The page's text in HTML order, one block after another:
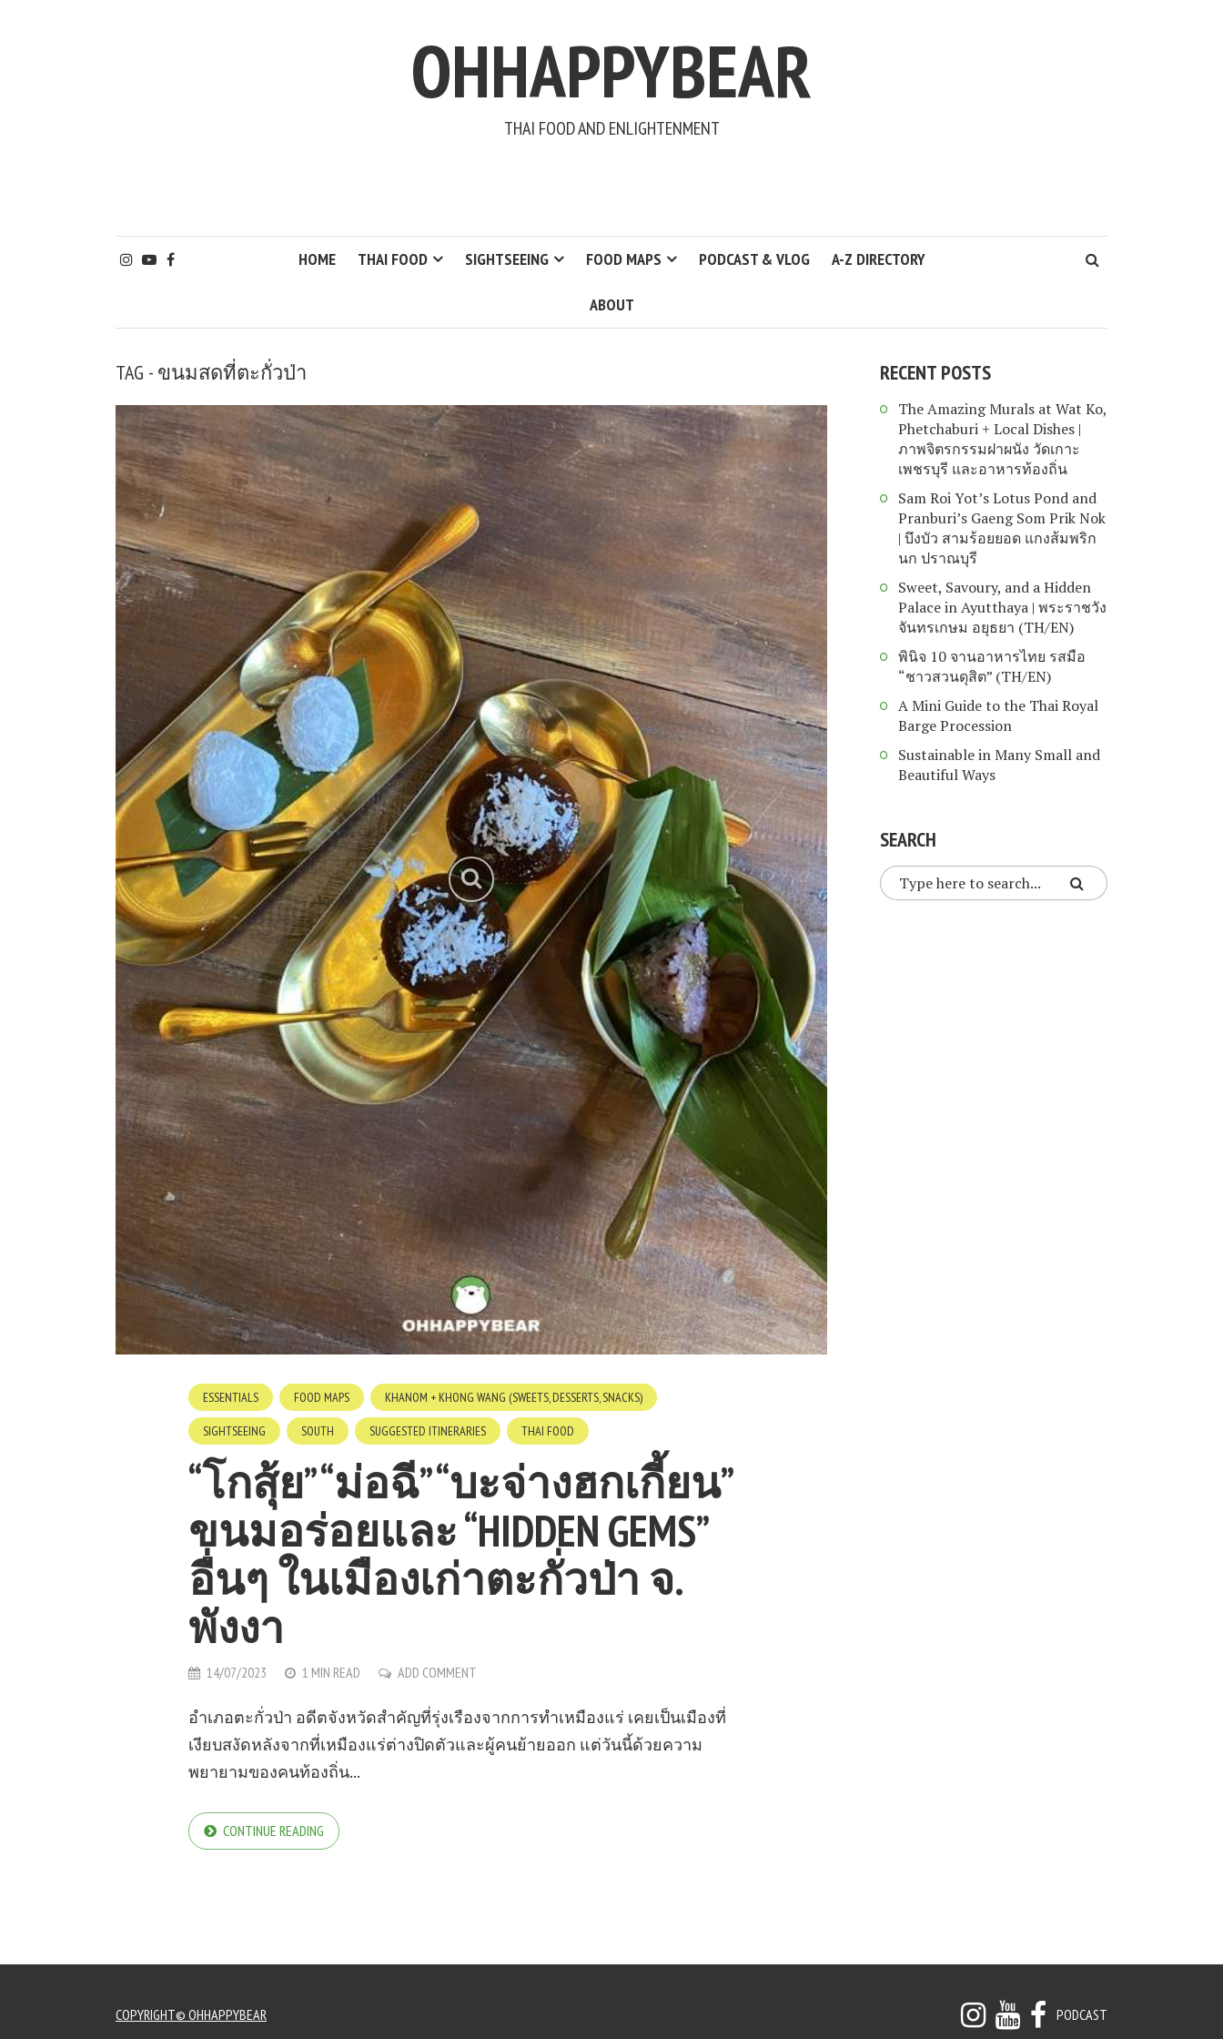
OHHAPPYBEAR
THAI FOOD AND ENLIGHTENMENT
HOME THAI FOOD SIGHTSEEING FOOD MAPS PODCAST & VLOG A-Z DIRECTORY
ABOUT
TAG - ขนมสดที่ตะกั่วป่า
ESSENTIALS FOOD MAPS KHANOM + KHONG WANG (SWEETS, DESSERTS, SNACKS)
SIGHTSEEING SOUTH SUGGESTED ITINERARIES THAI FOOD
“โกสุ้ย” “ม่อฉี” “บะจ่างฮกเกี้ยน”
ขนมอร่อยและ “HIDDEN GEMS”
อื่นๆ ในเมืองเก่าตะกั่วป่า จ.
พังงา
14/07/2023 1 MIN READ ADD COMMENT
อำเภอตะกั่วป่า อดีตจังหวัดสำคัญที่รุ่งเรืองจากการทำเหมืองแร่ เคยเป็นเมืองที่
เงียบสงัดหลังจากที่เหมืองแร่ต่างปิดตัวและผู้คนย้ายออก แต่วันนี้ด้วยความ
พยายามของคนท้องถิ่น...
CONTINUE READING
RECENT POSTS
The Amazing Murals at Wat Ko,
Phetchaburi + Local Dishes |
ภาพจิตรกรรมฝาผนัง วัดเกาะ
เพชรบุรี และอาหารท้องถิ่น
Sam Roi Yot’s Lotus Pond and
Pranburi’s Gaeng Som Prik Nok
| บึงบัว สามร้อยยอด แกงส้มพริก
นก ปราณบุรี
Sweet, Savoury, and a Hidden
Palace in Ayutthaya | พระราชวัง
จันทรเกษม อยุธยา (TH/EN)
พินิจ 10 จานอาหารไทย รสมือ
“ชาวสวนดุสิต” (TH/EN)
A Mini Guide to the Thai Royal
Barge Procession
Sustainable in Many Small and
Beautiful Ways
SEARCH
COPYRIGHT© OHHAPPYBEAR PODCAST